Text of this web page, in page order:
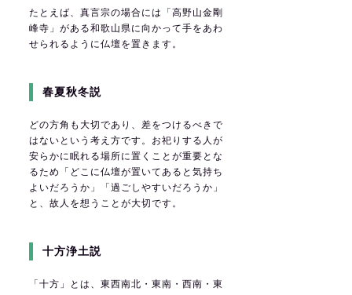
たとえば、真言宗の場合には「高野山金剛
峰寺」がある和歌山県に向かって手をあわ
せられるように仏壇を置きます。
春夏秋冬説
どの方角も大切であり、差をつけるべきで
はないという考え方です。お祀りする人が
安らかに眠れる場所に置くことが重要とな
るため「どこに仏壇が置いてあると気持ち
よいだろうか」「過ごしやすいだろうか」
と、故人を想うことが大切です。
十方浄土説
「十方」とは、東西南北・東南・西南・東